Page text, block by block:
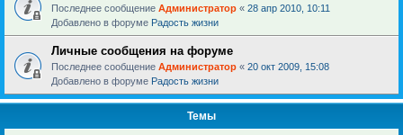
Последнее сообщение Администратор « 28 апр 2010, 10:11
Добавлено в форуме Радость жизни
Личные сообщения на форуме
Последнее сообщение Администратор « 20 окт 2009, 15:08
Добавлено в форуме Радость жизни
Темы